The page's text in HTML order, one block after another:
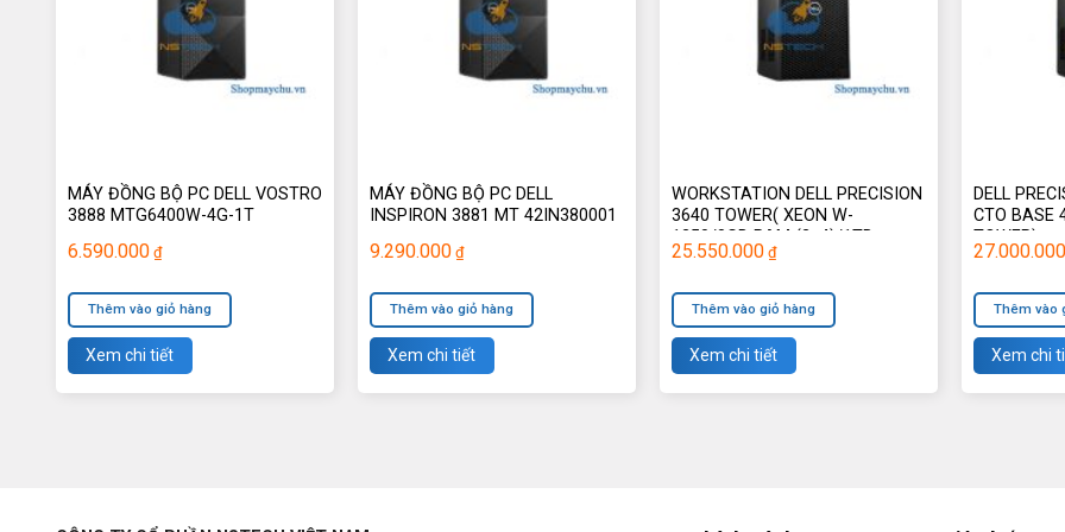
MÁY ĐỒNG BỘ PC DELL VOSTRO
3888 MTG6400W-4G-1T
6.590.000 ₫
Thêm vào giỏ hàng
Xem chi tiết
MÁY ĐỒNG BỘ PC DELL
INSPIRON 3881 MT 42IN380001
9.290.000 ₫
Thêm vào giỏ hàng
Xem chi tiết
WORKSTATION DELL PRECISION
3640 TOWER( XEON W-
1250/8GB RAM (2×4)/1TB
HDD/P620) (70228825)
25.550.000 ₫
Thêm vào giỏ hàng
Xem chi tiết
DELL
CTO BASE
TOWER)
27.000.000
Thêm vào
Xem chi